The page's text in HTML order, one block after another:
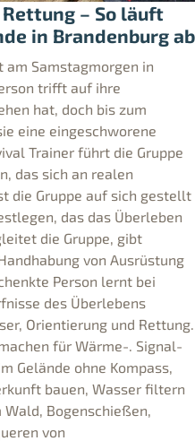
– So läuft
in Brandenburg ab
am Samstagmorgen in
trifft auf ihre
hat, doch bis zum
eine eingeschworene
Trainer führt die Gruppe
das sich an realen
die Gruppe auf sich gestellt
das das Überleben
die Gruppe, gibt
von Ausrüstung
Person lernt bei
des Überlebens
Orientierung und Rettung.
für Wärme-. Signal-
Gelände ohne Kompass,
bauen, Wasser filtern
Bogenschießen,
von